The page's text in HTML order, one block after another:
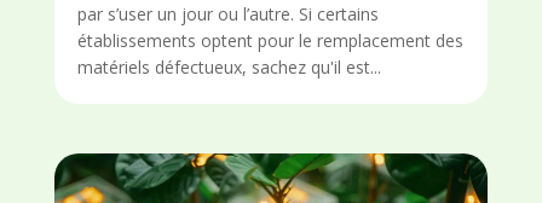
par s’user un jour ou l’autre. Si certains
établissements optent pour le remplacement des
matériels défectueux, sachez qu'il est...